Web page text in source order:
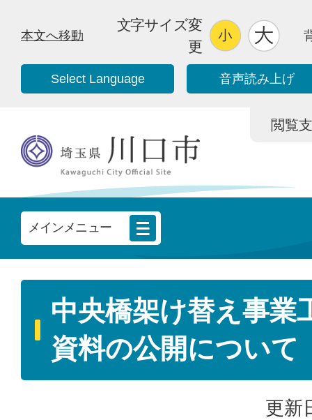
本文へ移動
文字サイズ変
更
Select Language 音声読み上げ
閲覧
メインメニュー
中央橋架け替え事業
資料の公開について
更新